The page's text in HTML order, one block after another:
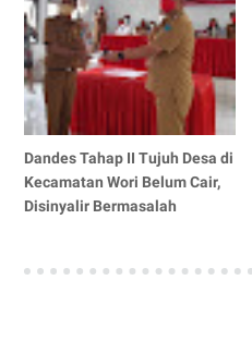
Dandes Tahap II Tujuh Desa di
Kecamatan Wori Belum Cair,
Disinyalir Bermasalah